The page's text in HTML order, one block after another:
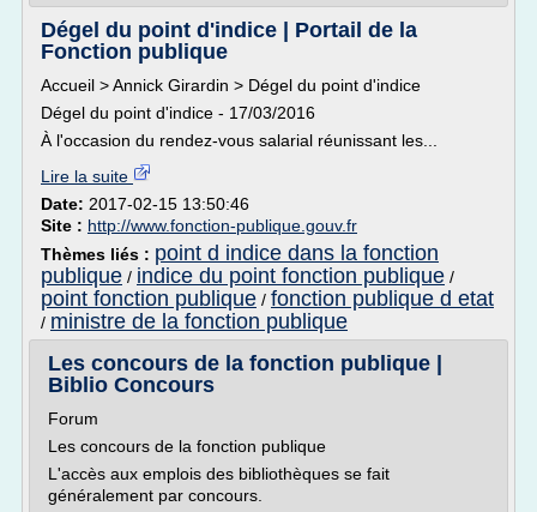
Dégel du point d'indice | Portail de la
Fonction publique
Accueil > Annick Girardin > Dégel du point d'indice
Dégel du point d'indice - 17/03/2016
À l'occasion du rendez-vous salarial réunissant les...
Lire la suite
Date: 2017-02-15 13:50:46
Site : http://www.fonction-publique.gouv.fr
Thèmes liés : point d indice dans la fonction
publique / indice du point fonction publique /
point fonction publique / fonction publique d etat
/ ministre de la fonction publique
Les concours de la fonction publique |
Biblio Concours
Forum
Les concours de la fonction publique
L'accès aux emplois des bibliothèques se fait
généralement par concours.